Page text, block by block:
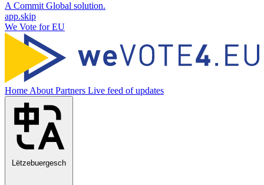
A Commit Global solution.
app.skip
We Vote for EU
Home About Partners Live feed of updates
Lëtzebuergesch